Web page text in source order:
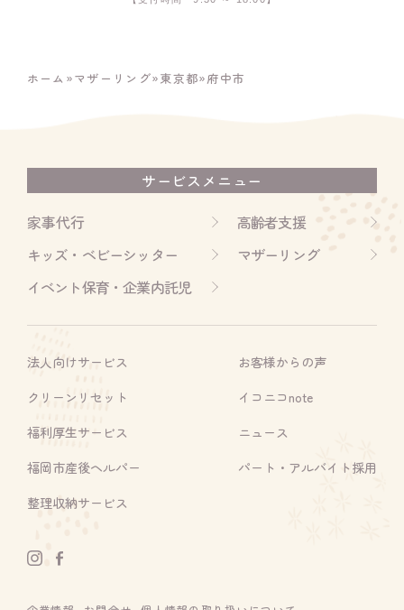
ホーム »マザーリング»東京都»府中市
サービスメニュー
家事代行
高齢者支援
キッズ・ベビーシッター
マザーリング
イベント保育・企業内託児
法人向けサービス
クリーンリセット
福利厚生サービス
福岡市産後ヘルパー
整理収納サービス
お客様からの声
イコニコnote
ニュース
パート・アルバイト採用